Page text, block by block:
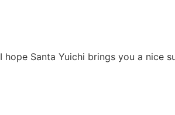
hope Santa Yuichi brings you a nice